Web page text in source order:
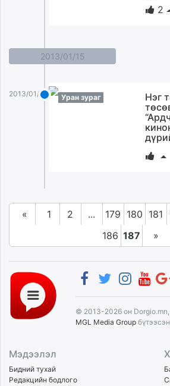
2
2013/01/15
2013/01/15 Уран зураг
Нэг
« 1 2 ... 179 180 181
186 187 »
© 2013-2026 он
MGL Media Group
Мэдээлэл
Бидний тухай
Редакцийн бодлого